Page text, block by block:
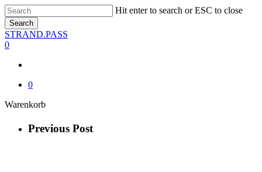
Skip
to
main
content
Hit enter to search or ESC to close
Search
Close
Search
STRAND.PASS
0
0
WarenkorbClose
Previous Post